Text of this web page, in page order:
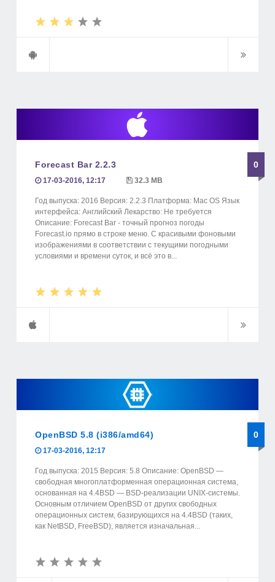
Forecast Bar 2.2.3 0
17-03-2016, 12:17 32.3 MB
Год выпуска: 2016 Версия: 2.2.3 Платформа: Mac OS Язык
интерфейса: Английский Лекарство: Не требуется
Описание: Forecast Bar - точный прогноз погоды
Forecast.io прямо в строке меню. С красивыми фоновыми
изображениями в соответствии с текущими погодными
условиями и времени суток, и всё это в...
OpenBSD 5.8 (i386/amd64) 0
17-03-2016, 12:17
Год выпуска: 2015 Версия: 5.8 Описание: OpenBSD —
свободная многоплатформенная операционная система,
основанная на 4.4BSD — BSD-реализации UNIX-системы.
Основным отличием OpenBSD от других свободных
операционных систем, базирующихся на 4.4BSD (таких,
как NetBSD, FreeBSD), является изначальная...